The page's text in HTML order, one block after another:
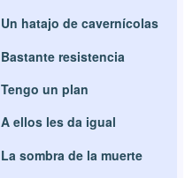
Un hatajo de cavernícolas
Bastante resistencia
Tengo un plan
A ellos les da igual
La sombra de la muerte